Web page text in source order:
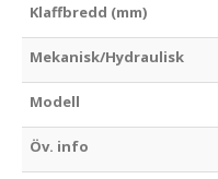
Klaffbredd (mm)
Mekanisk/Hydraulisk
Modell
Öv. info